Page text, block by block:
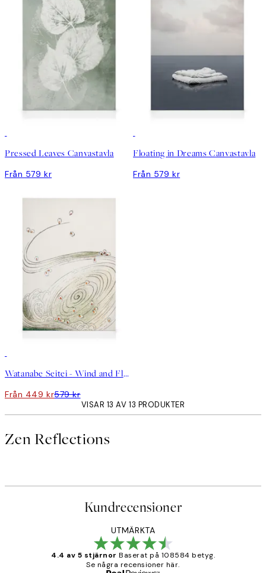
Pressed Leaves Canvastavla
Från 579 kr
Floating in Dreams Canvastavla
Från 579 kr
Watanabe Seitei - Wind and Flower Canvastavla
Från 449 kr579 kr
VISAR 13 AV 13 PRODUKTER
Zen Reflections
Kundrecensioner
UTMÄRKTA
4.4 av 5 stjärnor Baserat på 108584 betyg.
Se några recensioner här.